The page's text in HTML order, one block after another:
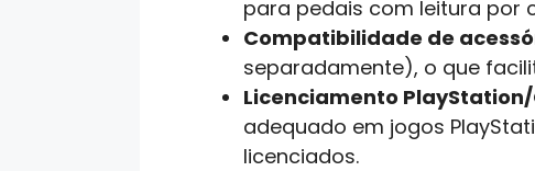
para pedais com leitura por
Compatibilidade de
separadamente), o que
Licenciamento
adequado em jogos
licenciados.